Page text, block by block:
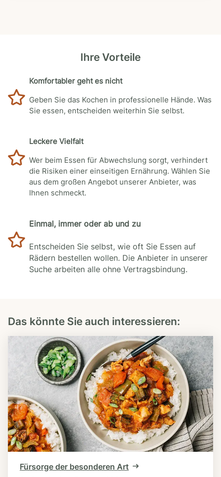
Ihre Vorteile
Komfortabler geht es nicht
Geben Sie das Kochen in professionelle Hände. Was
Sie essen, entscheiden weiterhin Sie selbst.
Leckere Vielfalt
Wer beim Essen für Abwechslung sorgt, verhindert
die Risiken einer einseitigen Ernährung. Wählen Sie
aus dem großen Angebot unserer Anbieter, was
Ihnen schmeckt.
Einmal, immer oder ab und zu
Entscheiden Sie selbst, wie oft Sie Essen auf
Rädern bestellen wollen. Die Anbieter in unserer
Suche arbeiten alle ohne Vertragsbindung.
Das könnte Sie auch interessieren:
Fürsorge der besonderen Art